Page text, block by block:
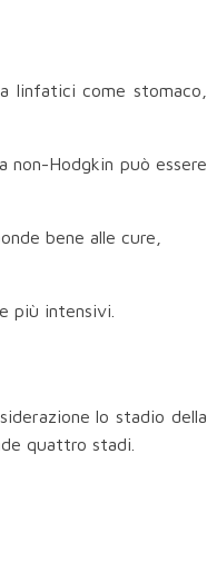
linfatici come stomaco,
Hodgkin può essere
bene alle cure,
più intensivi.
lo stadio della
quattro stadi.